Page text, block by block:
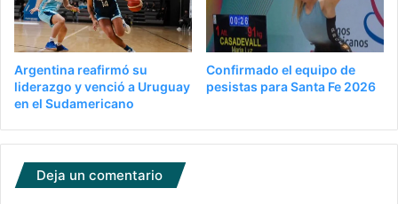
Argentina reafirmó su
liderazgo y venció a Uruguay
en el Sudamericano
Confirmado el equipo de
pesistas para Santa Fe 2026
Deja un comentario